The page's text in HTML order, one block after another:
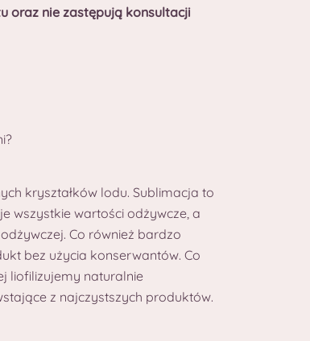
oraz nie zastępują konsultacji
kryształków lodu. Sublimacja to
wszystkie wartości odżywcze, a
Co również bardzo
bez użycia konserwantów. Co
liofilizujemy naturalnie
z najczystszych produktów.